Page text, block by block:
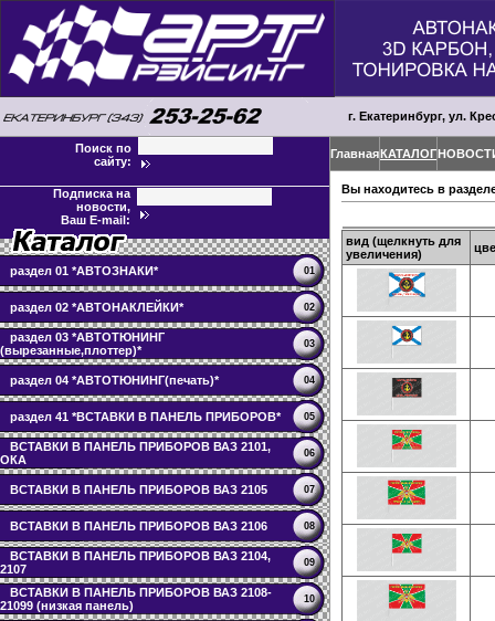
г. Екатеринбург, ул.
Поиск по
сайту:
Подписка на
новости,
Ваш E-mail:
раздел 01 *АВТОЗНАКИ* 01
раздел 02 *АВТОНАКЛЕЙКИ* 02
раздел 03 *АВТОТЮНИНГ
(вырезанные,плоттер)*
03
раздел 04 *АВТОТЮНИНГ(печать)* 04
раздел 41 *ВСТАВКИ В ПАНЕЛЬ ПРИБОРОВ* 05
ВСТАВКИ В ПАНЕЛЬ ПРИБОРОВ ВАЗ 2101,
ОКА
06
ВСТАВКИ В ПАНЕЛЬ ПРИБОРОВ ВАЗ 2105 07
ВСТАВКИ В ПАНЕЛЬ ПРИБОРОВ ВАЗ 2106 08
ВСТАВКИ В ПАНЕЛЬ ПРИБОРОВ ВАЗ 2104,
2107
09
ВСТАВКИ В ПАНЕЛЬ ПРИБОРОВ ВАЗ 2108-
21099 (низкая панель)
10
ГлавнаяКАТАЛОГ
Вы находитесь в
вид (щелкнуть для
увеличения)